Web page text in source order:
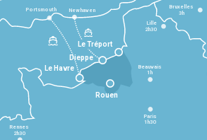
Le Havre
Dieppe
Le Tréport
Rennes
2h30
Paris
1h30
Beauvais
1h
Lille
2h30
Bruxelles
3h
Newhaven
Portsmouth
Rouen